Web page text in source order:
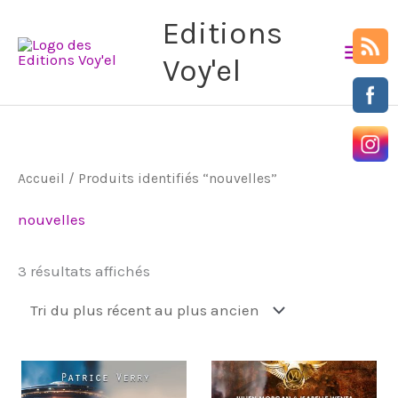
contenu
Editions
Voy'el
Accueil / Produits identifiés “nouvelles”
nouvelles
3 résultats affichés
Trié
du
Plage
de
Ce